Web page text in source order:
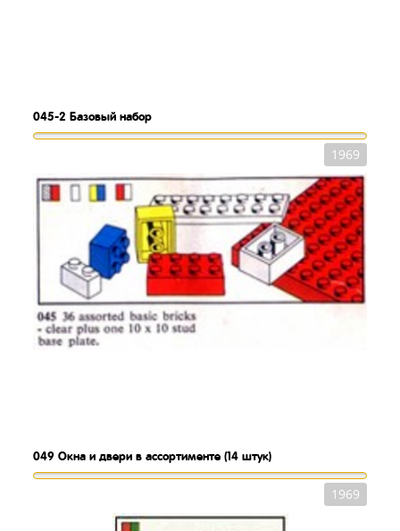
045-2 Базовый набор
1969
049 Окна и двери в ассортименте (14 штук)
1969